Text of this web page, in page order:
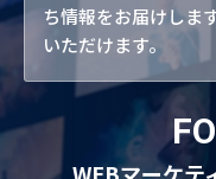
ち情報をお届けしま
いただけます。
WEBマーケテ